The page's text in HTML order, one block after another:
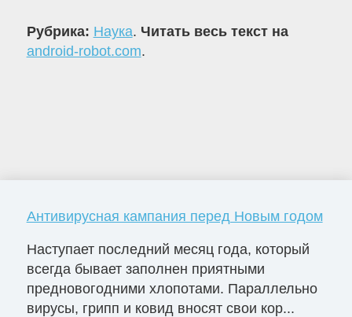
Рубрика: Наука. Читать весь текст на
android-robot.com.
Антивирусная кампания перед Новым годом
Наступает последний месяц года, который
всегда бывает заполнен приятными
предновогодними хлопотами. Параллельно
вирусы, грипп и ковид вносят свои кор...